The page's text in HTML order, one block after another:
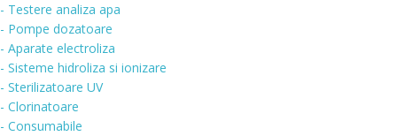
- Testere analiza apa
- Pompe dozatoare
- Aparate electroliza
- Sisteme hidroliza si ionizare
- Sterilizatoare UV
- Clorinatoare
- Consumabile